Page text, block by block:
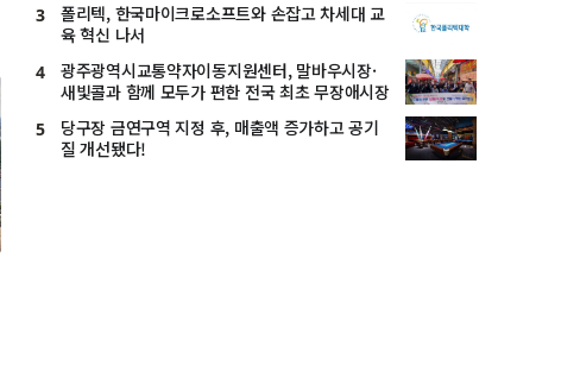
3
폴리텍, 한국마이크로소프트와 손잡고 차세대 교
육 혁신 나서
4
광주광역시교통약자이동지원센터, 말바우시장·
새빛콜과 함께 모두가 편한 전국 최초 무장애시장
5
당구장 금연구역 지정 후, 매출액 증가하고 공기
질 개선됐다!